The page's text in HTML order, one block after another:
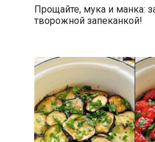
Прощайте, мука и манка:
творожной запеканкой!